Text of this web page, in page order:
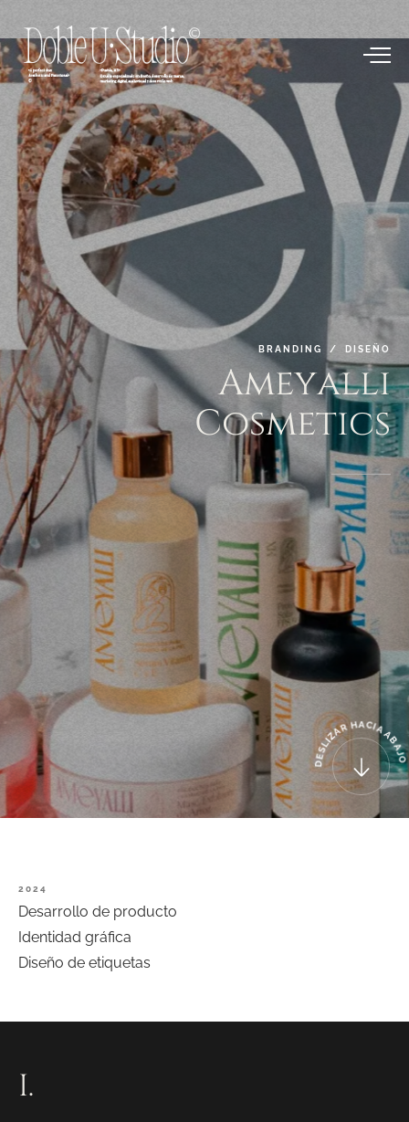
BRANDING / DISEÑO
Ameyalli
Cosmetics
D
E
S
L
I
ZAR HACIAA
B
A
J
O
2024
Desarrollo de producto
Identidad gráfica
Diseño de etiquetas
I.